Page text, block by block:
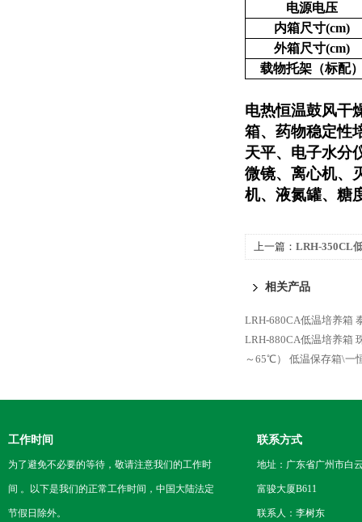
电源电压
内箱尺寸(cm)
外箱尺寸(cm)
载物托架（标配
电热恒温鼓风干
箱、药物稳定性
天平、电子水分
微镜、离心机、
机、液氮罐、糖
上一篇： LRH-350CL
相关产品
LRH-680CA低温培养箱
LRH-880CA低温培养箱
～65℃）
低温保存箱\一
工作时间
为了避免不必要的等待，敬请注意我们的工作时
间 。以下是我们的正常工作时间，中国大陆法定
节假日除外。
联系方式
地址：广东省广州市白
富骏大厦B611
联系人：李树东